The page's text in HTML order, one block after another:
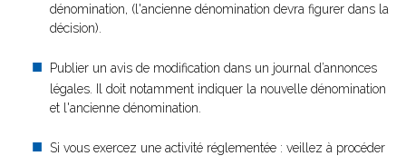
dénomination, (l'ancienne dénomination devra figurer dans la
décision).
Publier un avis de modification dans un journal d’annonces
légales. Il doit notamment indiquer la nouvelle dénomination
et l'ancienne dénomination.
Si vous exercez une activité réglementée : veillez à procéder